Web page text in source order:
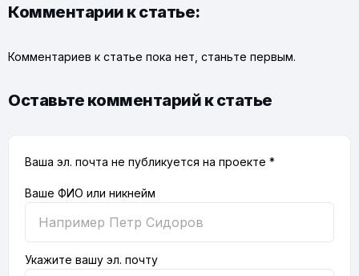
Комментарии к статье:
Комментариев к статье пока нет, станьте первым.
Оставьте комментарий к статье
Ваша эл. почта не публикуется на проекте *
Ваше ФИО или никнейм
Укажите вашу эл. почту